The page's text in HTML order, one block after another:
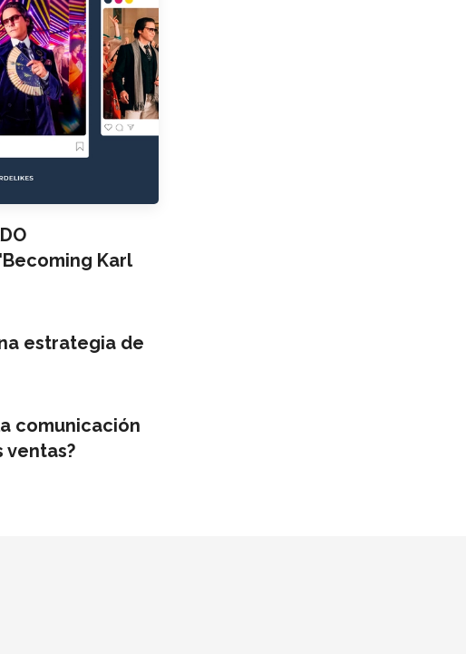
Karl
estrategia de
comunicación
ventas?